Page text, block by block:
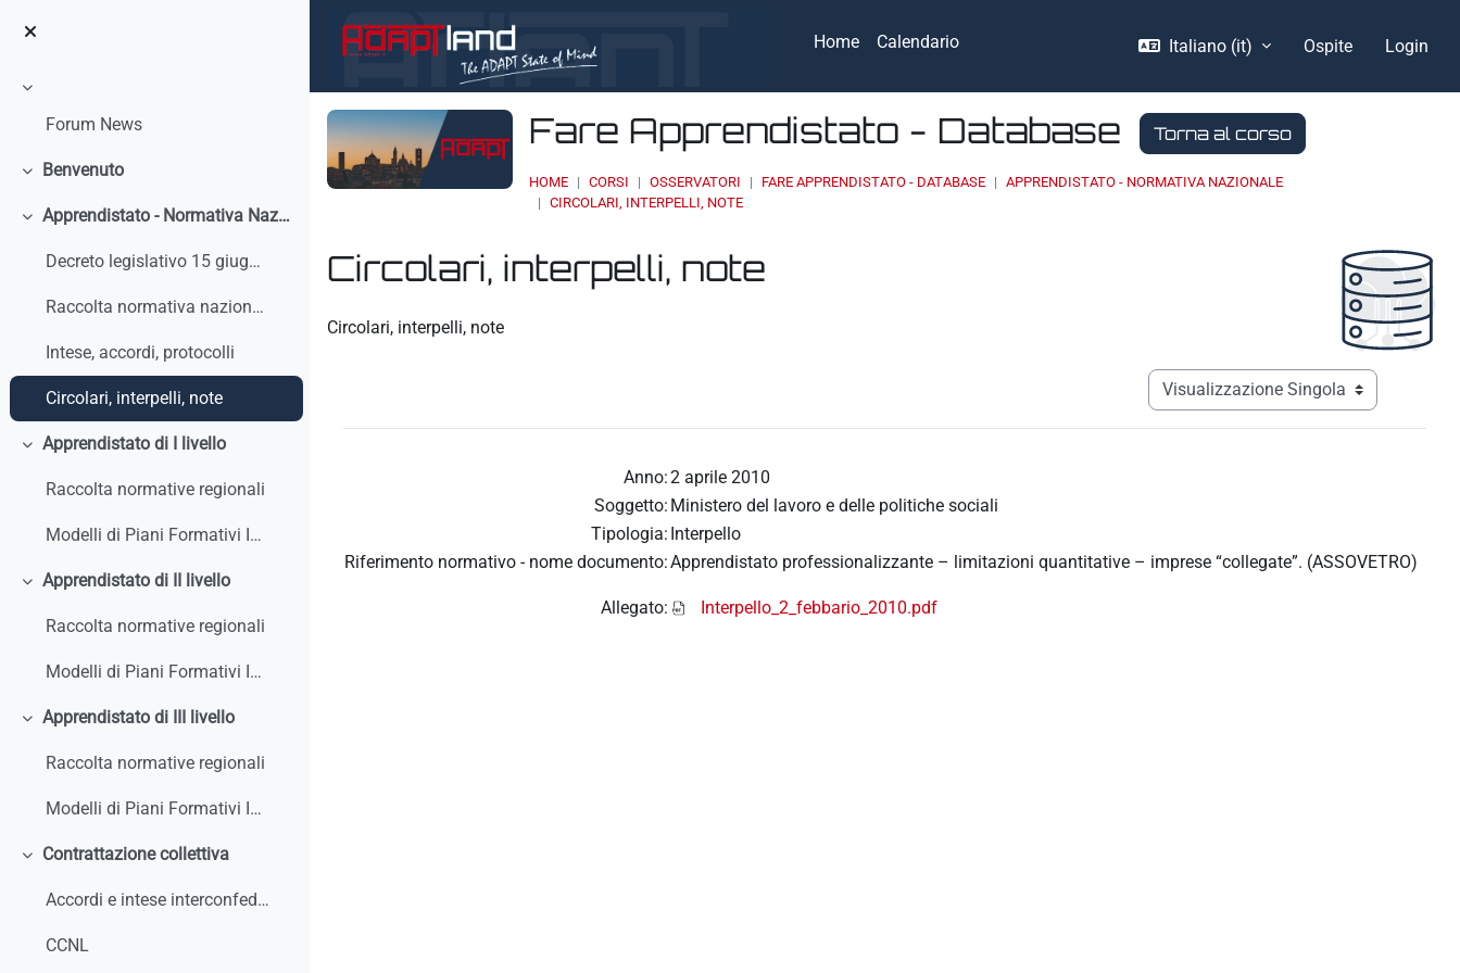
Home Calendario Italiano ‎(it)‎ Ospite Login
Minimizza
Forum News
Minimizza
Benvenuto
Minimizza
Apprendistato - Normativa Nazionale
Decreto legislativo 15 giugno 2015, n. 81 - Discip...
Raccolta normativa nazionale
Intese, accordi, protocolli
Circolari, interpelli, note
Minimizza
Apprendistato di I livello
Raccolta normative regionali
Modelli di Piani Formativi Individuali
Minimizza
Apprendistato di II livello
Raccolta normative regionali
Modelli di Piani Formativi Individuali
Minimizza
Apprendistato di III livello
Raccolta normative regionali
Modelli di Piani Formativi Individuali
Minimizza
Contrattazione collettiva
Accordi e intese interconfederali
CCNL
Fare Apprendistato - Database Torna al corso
HOME CORSI OSSERVATORI FARE APPRENDISTATO - DATABASE
APPRENDISTATO - NORMATIVA NAZIONALE
CIRCOLARI, INTERPELLI, NOTE
Circolari, interpelli, note
Circolari, interpelli, note
Navigazione terziaria modalità
Anno:2 aprile 2010
Soggetto: Ministero del lavoro e delle politiche sociali
Tipologia: Interpello
Riferimento normativo - nome documento:Apprendistato professionalizzante – limitazioni quantitative – imprese “collegate”. (ASSOVETRO)
Allegato: Interpello_2_febbario_2010.pdf